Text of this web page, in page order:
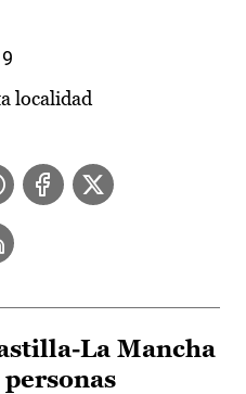
localidad
La Mancha